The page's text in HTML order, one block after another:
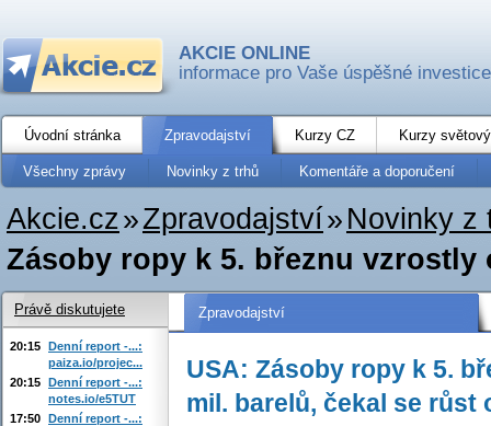
AKCIE ONLINE
informace pro Vaše úspěšné investice
Úvodní stránka Zpravodajství Kurzy CZ Kurzy
Všechny zprávy Novinky z trhů Komentáře a doporučení
Akcie.cz»Zpravodajství» Novinky z
Zásoby ropy k 5. březnu vzrostly
Zpravodajství
USA: Zásoby ropy k 5.
mil. barelů, čekal se růst
Právě diskutujete
20:15 Denní report -...:
paiza.io/projec...
20:15 Denní report -...:
notes.io/e5TUT
17:50 Denní report -...: